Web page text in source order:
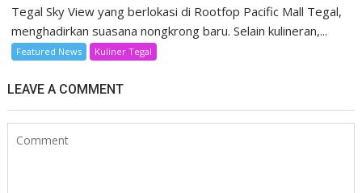
Tegal Sky View yang berlokasi di Rootfop Pacific Mall Tegal,
menghadirkan suasana nongkrong baru. Selain kulineran,...
Featured News Kuliner Tegal
LEAVE A COMMENT